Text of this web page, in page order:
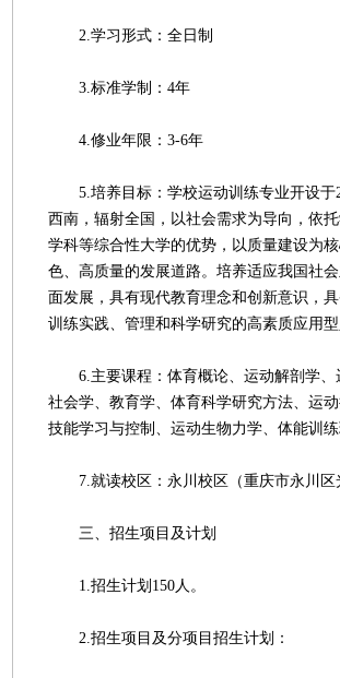
2.学习形式：全日制
3.标准学制：4年
4.修业年限：3-6年
5.培养目标：学校运动训练专业开设于
西南，辐射全国，以社会需求为导向，依
学科等综合性大学的优势，以质量建设为
色、高质量的发展道路。培养适应我国社
面发展，具有现代教育理念和创新意识，
训练实践、管理和科学研究的高素质应用型
6.主要课程：体育概论、运动解剖学、
社会学、教育学、体育科学研究方法、运
技能学习与控制、运动生物力学、体能训
7.就读校区：永川校区（重庆市永川区
三、招生项目及计划
1.招生计划150人。
2.招生项目及分项目招生计划：